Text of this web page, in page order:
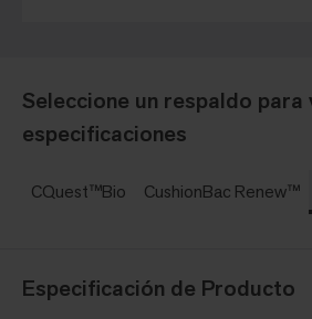
Seleccione un respaldo para
especificaciones
CQuest™Bio CushionBac Renew™
Especificación de Producto